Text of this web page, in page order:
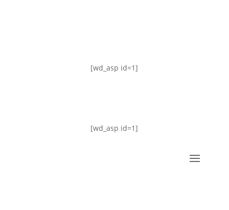
[wd_asp id=1]
[wd_asp id=1]